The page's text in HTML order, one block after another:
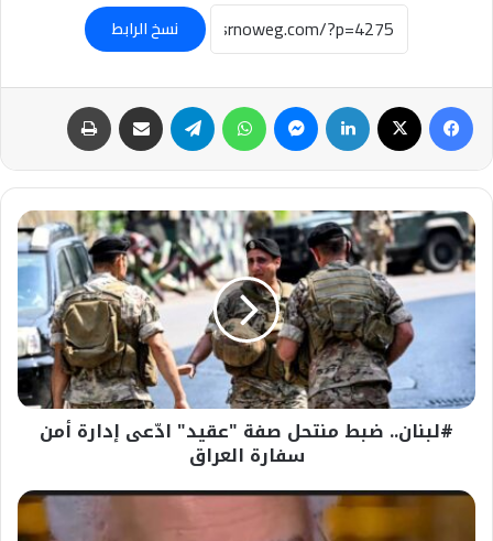
نسخ الرابط
فيسبوك لينكدإن ماسنجر واتساب تيلقرام مشاركة عبر البريد
#لبنان..
ضبط
منتحل
صفة
إدارة
سفارة
العراق#لبنان.. ضبط منتحل صفة "عقيد" ادّعى إدارة أمن
سفارة العراق
عاجل-